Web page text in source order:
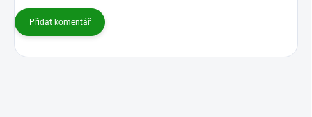
Přidat komentář